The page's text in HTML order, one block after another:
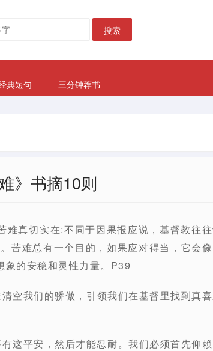
搜索
典短句
三分钟荐书
》书摘10则
真切实在:不同于因果报应说，基督教往往
苦难总有一个目的，如果应对得当，它会
象的安稳和灵性力量。P39
空我们的骄傲，引领我们在基督里找到真
这平安，然后才能忍耐。我们必须首先仰